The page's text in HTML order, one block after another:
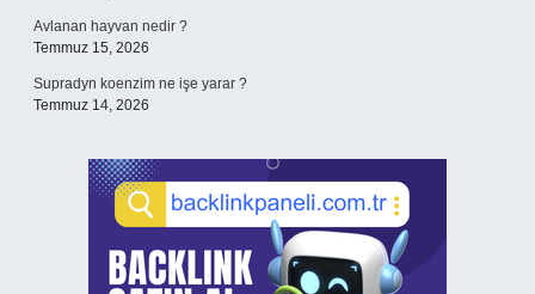
Avlanan hayvan nedir ?
Temmuz 15, 2026
Supradyn koenzim ne işe yarar ?
Temmuz 14, 2026